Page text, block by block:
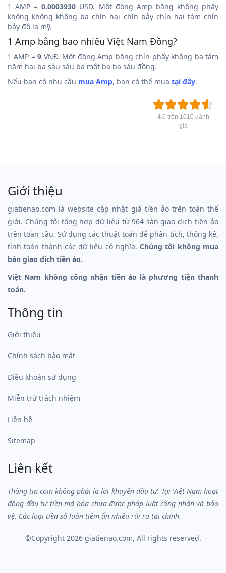
1 AMP =0.0003930 USD. Một đồng Amp bằng không phẩy
không không không ba chín hai chín bảy chín hai tám chín
bảy đô la mỹ.
1 Amp bằng bao nhiêu Việt Nam Đồng?
1 AMP =9 VNĐ. Một đồng Amp bằng chín phẩy không ba tám
năm hai ba sáu sáu ba một ba ba sáu đồng.
Nếu bạn có nhu cầu mua Amp, bạn có thể mua tại đây.
4.6 trên 1010 đánh
giá
Giới thiệu
giatienao.com là website cập nhật giá tiền ảo trên toàn thế
giới. Chúng tôi tổng hợp dữ liệu từ 964 sàn giao dịch tiền ảo
trên toàn cầu. Sử dụng các thuật toán để phân tích, thống kê,
tính toán thành các dữ liệu có nghĩa.Chúng tôi không mua
bán giao dịch tiền ảo.
Việt Nam không công nhận tiền ảo là phương tiện thanh
toán.
Thông tin
Giới thiệu
Chính sách bảo mật
Điều khoản sử dụng
Miễn trừ trách nhiệm
Liên hệ
Sitemap
Liên kết
Thông tin coin không phải là lời khuyên đầu tư. Tại Việt Nam hoạt
động đầu tư tiền mã hóa chưa được pháp luật công nhận và bảo
vệ. Các loại tiền số luôn tiềm ẩn nhiều rủi ro tài chính.
©Copyright 2026 giatienao.com, All rights reserved.